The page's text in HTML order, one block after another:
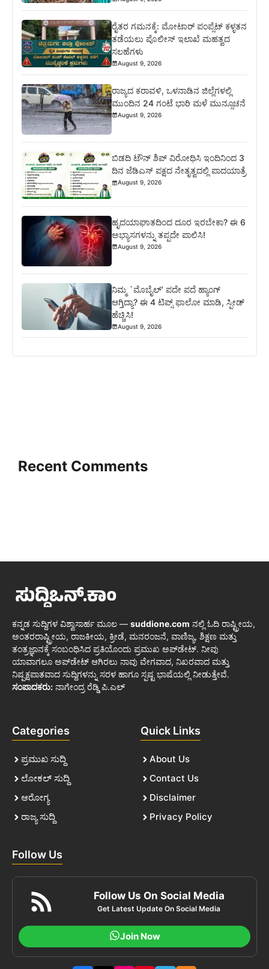
ರೈತರ ಗಮನಕ್ಕೆ: ಮೋಟಾರ್ ಪಂಪ್ಸೆಟ್ ಕಳ್ಳತನ
ತಡೆಯಲು ಪೊಲೀಸ್ ಇಲಾಖೆ ಮಹತ್ವದ
ಸಲಹೆಗಳು
August 9, 2026
ರಾಜ್ಯದ ಕರಾವಳಿ, ಒಳನಾಡಿನ ಜಿಲ್ಲೆಗಳಲ್ಲಿ
ಮುಂದಿನ 24 ಗಂಟೆ ಭಾರಿ ಮಳೆ ಮುನ್ಸೂಚನೆ
August 9, 2026
ಬಿಡದಿ ಟೌನ್ ಶಿಪ್ ವಿರೋಧಿಸಿ ಇಂದಿನಿಂದ 3
ದಿನ ಜೆಡಿಎಸ್ ಪಕ್ಷದ ನೇತೃತ್ವದಲ್ಲಿ ಪಾದಯಾತ್ರೆ
August 9, 2026
ಹೃದಯಾಘಾತದಿಂದ ದೂರ ಇರಬೇಕಾ? ಈ 6
ಅಭ್ಯಾಸಗಳನ್ನು ತಪ್ಪದೇ ಪಾಲಿಸಿ!
August 9, 2026
ನಿಮ್ಮ `ಮೊಬೈಲ್’ ಪದೇ ಪದೆ ಹ್ಯಾಂಗ್
ಆಗ್ತಿದ್ಯಾ? ಈ 4 ಟಿಪ್ಸ್ ಫಾಲೋ ಮಾಡಿ, ಸ್ಪೀಡ್
ಹೆಚ್ಚಿಸಿ!
August 9, 2026
Recent Comments
ಕನ್ನಡ ಸುದ್ದಿಗಳ ವಿಶ್ವಾಸಾರ್ಹ ಮೂಲ — suddione.com ನಲ್ಲಿ ಓದಿ ರಾಷ್ಟ್ರೀಯ,
ಅಂತರರಾಷ್ಟ್ರೀಯ, ರಾಜಕೀಯ, ಕ್ರೀಡೆ, ಮನರಂಜನೆ, ವಾಣಿಜ್ಯ, ಶಿಕ್ಷಣ ಮತ್ತು
ತಂತ್ರಜ್ಞಾನಕ್ಕೆ ಸಂಬಂಧಿಸಿದ ಪ್ರತಿಯೊಂದು ಪ್ರಮುಖ ಅಪ್‌ಡೇಟ್. ನೀವು
ಯಾವಾಗಲೂ ಅಪ್‌ಡೇಟ್ ಆಗಿರಲು ನಾವು ವೇಗವಾದ, ನಿಖರವಾದ ಮತ್ತು
ನಿಷ್ಪಕ್ಷಪಾತವಾದ ಸುದ್ದಿಗಳನ್ನು ಸರಳ ಹಾಗೂ ಸ್ಪಷ್ಟ ಭಾಷೆಯಲ್ಲಿ ನೀಡುತ್ತೇವೆ.
ಸಂಪಾದಕರು: ನಾಗೇಂದ್ರ ರೆಡ್ಡಿ ಪಿ.ಎಲ್
Categories
ಪ್ರಮುಖ ಸುದ್ದಿ
ಲೋಕಲ್ ಸುದ್ದಿ
ಆರೋಗ್ಯ
ರಾಜ್ಯ ಸುದ್ದಿ
Quick Links
About Us
Contact Us
Disclaimer
Privacy Policy
Follow Us
Follow Us On Social Media
Get Latest Update On Social Media
Join Now